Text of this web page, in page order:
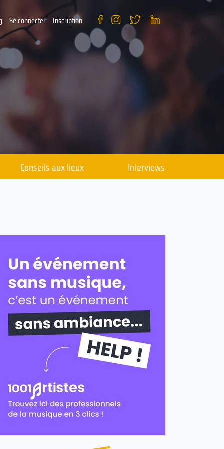
Se connecter Inscription
Conseils aux lieux Interviews